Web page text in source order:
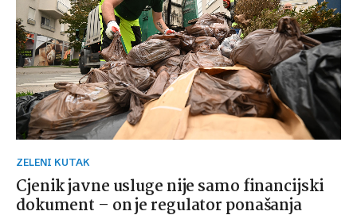
ZELENI KUTAK
Cjenik javne usluge nije samo financijski
dokument – on je regulator ponašanja